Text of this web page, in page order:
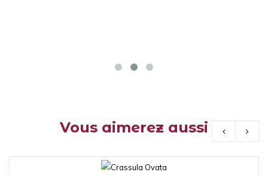
Vous aimerez aussi